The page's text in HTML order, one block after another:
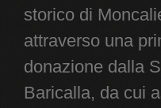
storico di
attraverso una
donazione dalla
Baricalla, da cui